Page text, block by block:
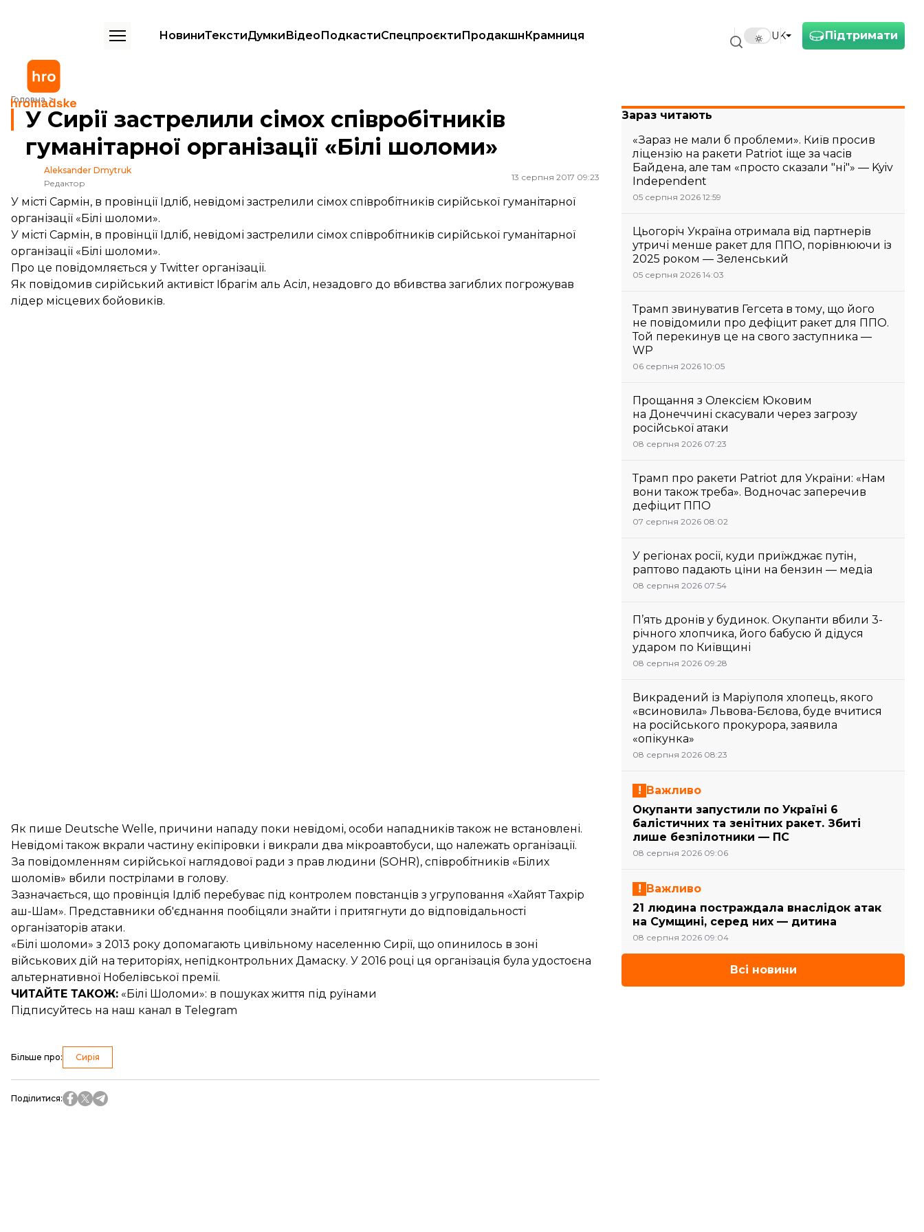
Підтримати
UK
НовиниТекстиДумкиВідеоПодкастиСпецпроєктиПродакшнКрамниця
Головна
У Сирії застрелили сімох співробітників гуманітарної організації «Білі шоломи»
У Сирії застрелили сімох співробітників
гуманітарної організації «Білі шоломи»
Aleksander Dmytruk
Редактор
13 серпня 2017 09:23
У місті Сармін, в провінції Ідліб, невідомі застрелили сімох співробітників сирійської гуманітарної
організації «Білі шоломи».
У місті Сармін, в провінції Ідліб, невідомі застрелили сімох співробітників сирійської гуманітарної
організації «Білі шоломи».
Про це повідомляється у Twitter організації.
Як повідомив сирійський активіст Ібрагім аль Асіл, незадовго до вбивства загиблих погрожував
лідер місцевих бойовиків.
Як пише Deutsche Welle, причини нападу поки невідомі, особи нападників також не встановлені.
Невідомі також вкрали частину екіпіровки і викрали два мікроавтобуси, що належать організації.
За повідомленням сирійської наглядової ради з прав людини (SOHR), співробітників «Білих
шоломів» вбили пострілами в голову.
Зазначається, що провінція Ідліб перебуває під контролем повстанців з угруповання «Хайят Тахрір
аш-Шам». Представники об'єднання пообіцяли знайти і притягнути до відповідальності
організаторів атаки.
«Білі шоломи» з 2013 року допомагають цивільному населенню Сирії, що опинилось в зоні
військових дій на територіях, непідконтрольних Дамаску. У 2016 році ця організація була удостоєна
альтернативної Нобелівської премії.
ЧИТАЙТЕ ТАКОЖ: «Білі Шоломи»: в пошуках життя під руїнами
Підписуйтесь на наш канал в Telegram
Більше про: Сирія
Поділитися:
Зараз читають
«Зараз не мали б проблеми». Київ просив
ліцензію на ракети Patriot іще за часів
Байдена, але там «просто сказали "ні"» — Kyiv
Independent
05 серпня 2026 12:59
Цьогоріч Україна отримала від партнерів
утричі менше ракет для ППО, порівнюючи із
2025 роком — Зеленський
05 серпня 2026 14:03
Трамп звинуватив Гегсета в тому, що його
не повідомили про дефіцит ракет для ППО.
Той перекинув це на свого заступника —
WP
06 серпня 2026 10:05
Прощання з Олексієм Юковим
на Донеччині скасували через загрозу
російської атаки
08 серпня 2026 07:23
Трамп про ракети Patriot для України: «Нам
вони також треба». Водночас заперечив
дефіцит ППО
07 серпня 2026 08:02
У регіонах росії, куди приїжджає путін,
раптово падають ціни на бензин — медіа
08 серпня 2026 07:54
П’ять дронів у будинок. Окупанти вбили 3-
річного хлопчика, його бабусю й дідуся
ударом по Київщині
08 серпня 2026 09:28
Викрадений із Маріуполя хлопець, якого
«всиновила» Львова-Бєлова, буде вчитися
на російського прокурора, заявила
«опікунка»
08 серпня 2026 08:23
Важливо
Окупанти запустили по Україні 6
балістичних та зенітних ракет. Збиті
лише безпілотники — ПС
08 серпня 2026 09:06
Важливо
21 людина постраждала внаслідок атак
на Сумщині, серед них — дитина
08 серпня 2026 09:04
Всі новини